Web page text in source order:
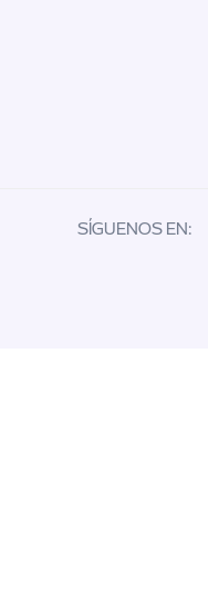
SÍGUENOS EN: